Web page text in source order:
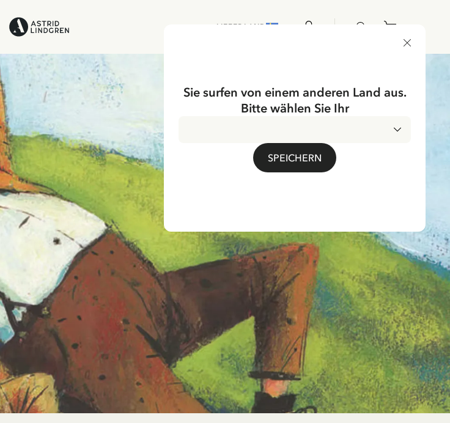
LIEFERLAND
Sie surfen von einem anderen Land aus.
Bitte wählen Sie Ihr
SPEICHERN